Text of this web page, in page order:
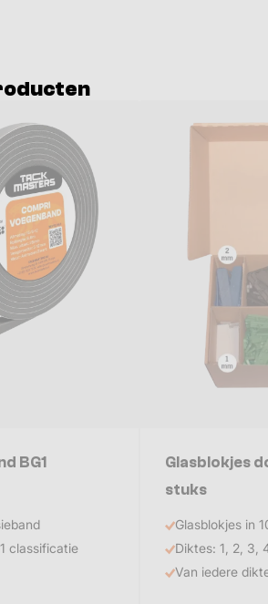
BG1
classificatie
Glasblokjes
stuks
Glasblokjes in
Diktes: 1, 2, 3,
Van iedere